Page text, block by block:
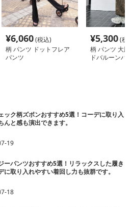
¥6,060(税込)
柄 パンツ ドットフレア
パンツ
¥5,300(税
柄 パンツ 大胆
ドバルーンパ
ック柄ズボンおすすめ5選！コーデに取り入
んと感も演出できます。
19
ーパンツおすすめ5選！リラックスした履き
に取り入れやすい着回し力も抜群です。
18